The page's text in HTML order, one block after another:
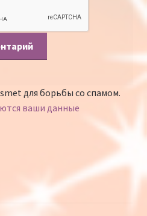
для борьбы со спамом.
ваши данные